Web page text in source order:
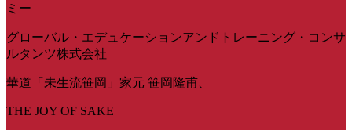
ミー
グローバル・エデュケーションアンドトレーニング・コンサ
ルタンツ株式会社
華道「未生流笹岡」家元 笹岡隆甫、
THE JOY OF SAKE